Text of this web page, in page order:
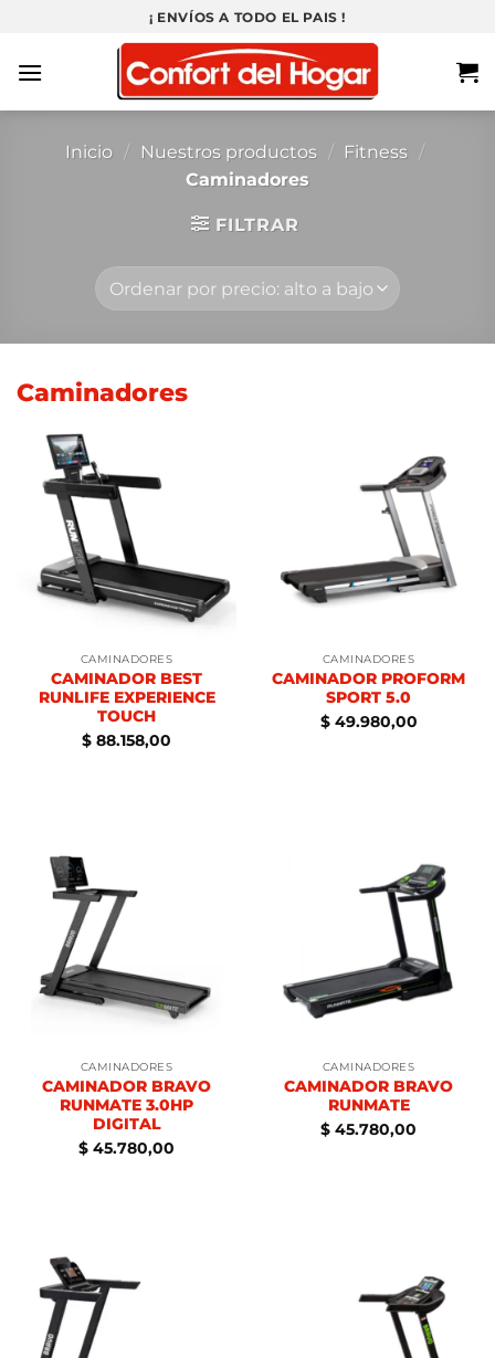
contenido
¡ ENVÍOS A TODO EL PAIS !
Inicio / Nuestros productos / Fitness /
Caminadores
FILTRAR
Caminadores
CAMINADORES
CAMINADOR BEST
RUNLIFE EXPERIENCE
TOUCH
$ 88.158,00
CAMINADORES
CAMINADOR PROFORM
SPORT 5.0
$49.980,00
CAMINADORES
CAMINADOR BRAVO
RUNMATE 3.0HP
DIGITAL
$ 45.780,00
CAMINADORES
CAMINADOR BRAVO
RUNMATE
$ 45.780,00